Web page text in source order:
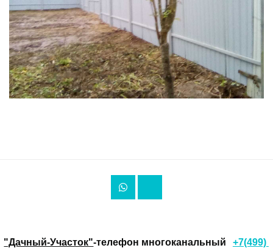
"Дачный-Участок"-телефон многоканальный
+7(499)